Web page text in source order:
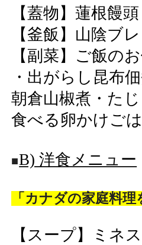
【蓋物】蓮根饅頭
【釜飯】山陰ブ
【副菜】ご飯の
・出がらし昆布
朝倉山椒煮・た
食べる卵かけご
■B) 洋食メニュー
「カナダの家庭料
【スープ】ミネ